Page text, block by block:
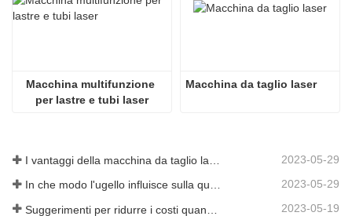
Macchina multifunzione
per lastre e tubi laser
Macchina da taglio laser
2023-05-29
In che modo l'ugello influisce sulla qualità del taglio laser? 2023-05-29
2023-05-19